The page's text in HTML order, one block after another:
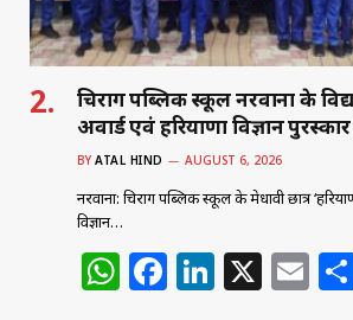
चिराग पब्लिक स्कूल नरवाना के
अवार्ड एवं हरियाणा विज्ञान
BY ATAL HIND AUGUST 6, 2026
नरवाना: चिराग पब्लिक स्कूल के मेधावी छात्र
विज्ञान…
W F Li X E